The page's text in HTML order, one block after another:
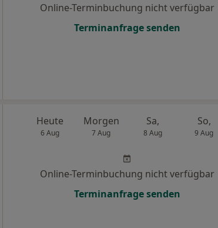
Online-Terminbuchung nicht verfügbar
Terminanfrage senden
Heute
6 Aug
Morgen
7 Aug
Sa,
8 Aug
So,
9 Aug
Online-Terminbuchung nicht verfügbar
Terminanfrage senden